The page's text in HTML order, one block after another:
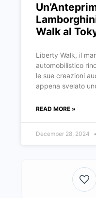
Walk al
Liberty Walk, il
automobilistico
le sue creazioni
appena svelato
READ MORE »
December 28, 2024